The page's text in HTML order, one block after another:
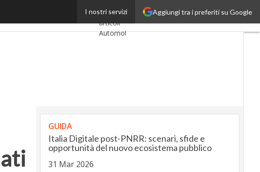
Aggiungi tra i preferiti su Google
I nostri servizi
dei dati “for social good”Ultimi
articoli
AutomotiveUp
GUIDA
Italia Digitale post-PNRR: scenari, sfide e
opportunità del nuovo ecosistema pubblico
31 Mar 2026